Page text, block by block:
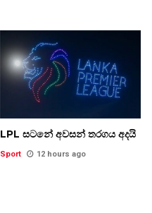
LPL සටනේ අවසන් තරගය අදයි
Sport 12 hours ago